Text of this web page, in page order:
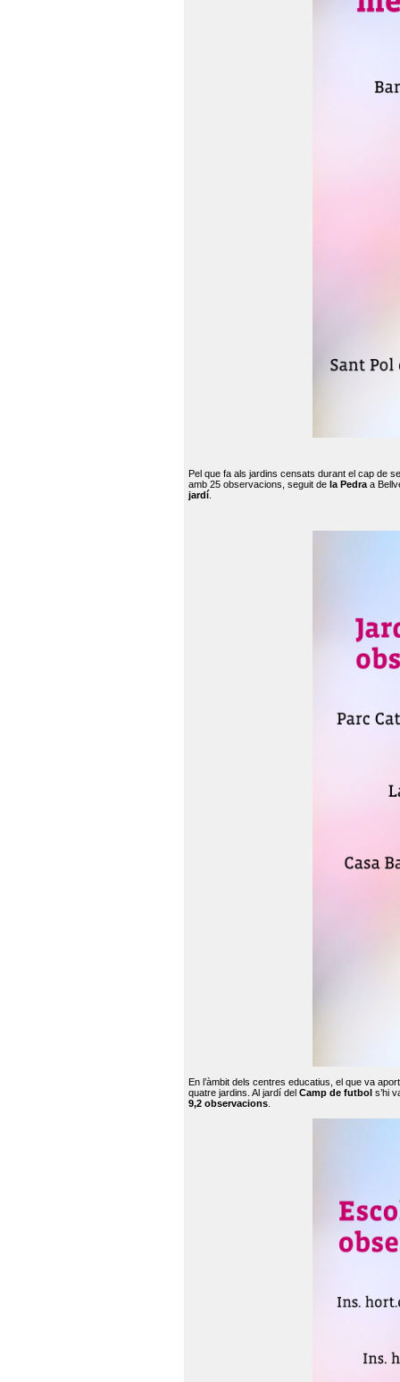
Pel que fa als jardins censats durant el cap de
amb 25 observacions, seguit de la Pedra a
jardí
En l’àmbit dels centres educatius, el que va
quatre jardins. Al jardí del Camp de futbol s’hi
9,2 observacions